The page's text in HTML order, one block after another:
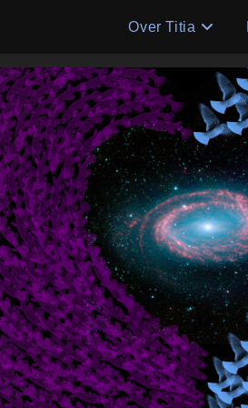
Over Titia